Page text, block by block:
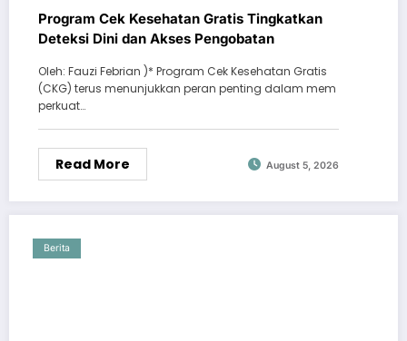
Program Cek Kesehatan Gratis Tingkatkan
Deteksi Dini dan Akses Pengobatan
Oleh: Fauzi Febrian )* Program Cek Kesehatan Gratis
(CKG) terus menunjukkan peran penting dalam mem
perkuat…
Read More August 5, 2026
Berita